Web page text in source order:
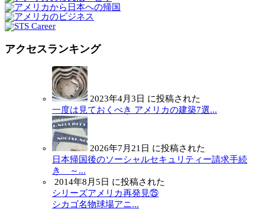
アクセスランキング
2023年4月3日 に投稿された
一度は見ておくべき アメリカの建築7選...
2026年7月21日 に投稿された
日本帰国後のソーシャルセキュリティー請求手続
き ～...
2014年8月5日 に投稿された
シリーズアメリカ再発見㉕
シカゴ名物球場アニ...